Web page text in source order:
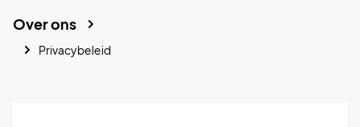
Over ons
Privacybeleid